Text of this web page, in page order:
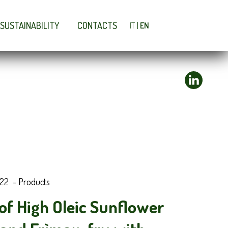
SUSTAINABILITY CONTACTS IT EN
- Products
High Oleic Sunflower